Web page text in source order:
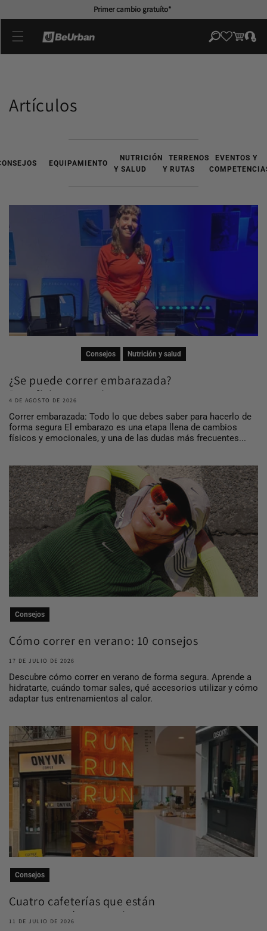
contenido
Primer cambio gratuíto*
Carrito
Iniciar
sesión
Artículos
EQUIPAMIENTO
NUTRICIÓN
Y SALUD
TERRENOS
Y RUTAS
EVENTOS Y
Consejos Nutrición y salud
¿Se puede correr embarazada?
Beneficios, consej...
4 DE AGOSTO DE 2026
Correr embarazada: Todo lo que debes saber para hacerlo de
forma segura El embarazo es una etapa llena de cambios
físicos y emocionales, y una de las dudas más frecuentes...
Consejos
Cómo correr en verano: 10 consejos
para entrena...
17 DE JULIO DE 2026
Descubre cómo correr en verano de forma segura. Aprende a
hidratarte, cuándo tomar sales, qué accesorios utilizar y cómo
adaptar tus entrenamientos al calor.
Consejos
Cuatro cafeterías que están
construyendo comuni...
11 DE JULIO DE 2026